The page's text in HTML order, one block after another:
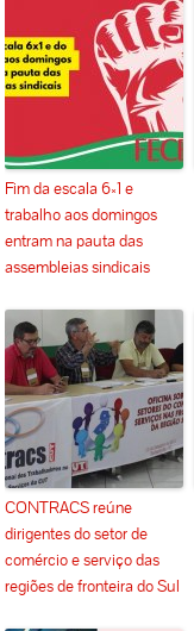
Fim da escala 6×1 e
trabalho aos domingos
entram na pauta das
assembleias sindicais
CONTRACS reúne
dirigentes do setor de
comércio e serviço das
regiões de fronteira do Sul